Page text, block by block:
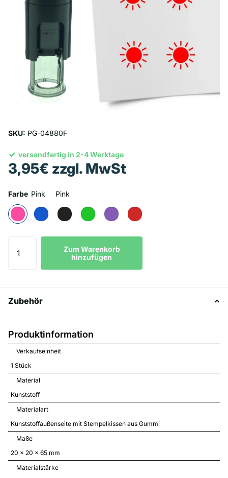
SKU: PG-04880F
versandfertig in 2-4 Werktage
3,95€ zzgl. MwSt
Farbe Pink Pink
Zum Warenkorb
hinzufügen
Zubehör
Produktinformation
Verkaufseinheit
1 Stück
Material
Kunststoff
Materialart
Kunststoffaußenseite mit Stempelkissen aus Gummi
Maße
20 x 20 x 65 mm
Materialstärke